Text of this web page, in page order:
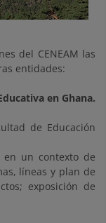
del CENEAM las
entidades:
en Ghana.
de Educación
en un contexto de
líneas y plan de
exposición de